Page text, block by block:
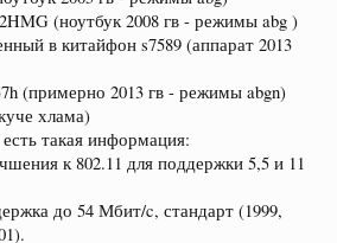
(ноутбук 2008 гв - режимы abg )
в китайфон s7589 (аппарат 2013
(примерно 2013 гв - режимы abgn)
хлама)
такая информация:
к 802.11 для поддержки 5,5 и 11
до 54 Мбит/c, стандарт (1999,